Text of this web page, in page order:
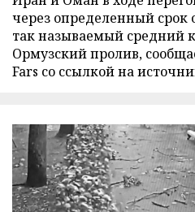
через определенный срок
так называемый средний
Ормузский пролив,
Fars со ссылкой на